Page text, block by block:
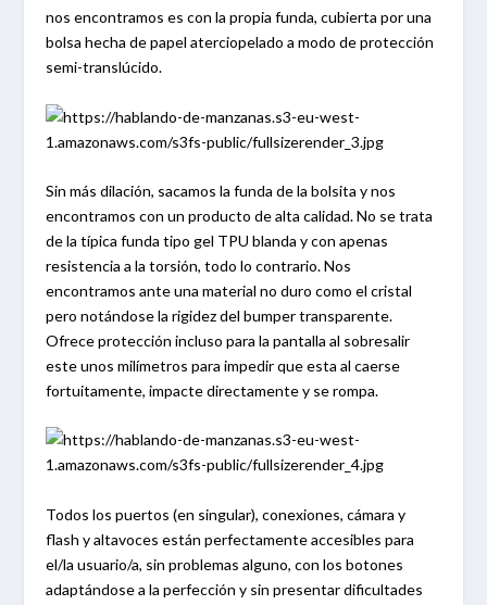
nos encontramos es con la propia funda, cubierta por una
bolsa hecha de papel aterciopelado a modo de protección
semi-translúcido.
Sin más dilación, sacamos la funda de la bolsita y nos
encontramos con un producto de alta calidad. No se trata
de la típica funda tipo gel TPU blanda y con apenas
resistencia a la torsión, todo lo contrario. Nos
encontramos ante una material no duro como el cristal
pero notándose la rigidez del bumper transparente.
Ofrece protección incluso para la pantalla al sobresalir
este unos milímetros para impedir que esta al caerse
fortuitamente, impacte directamente y se rompa.
Todos los puertos (en singular), conexiones, cámara y
flash y altavoces están perfectamente accesibles para
el/la usuario/a, sin problemas alguno, con los botones
adaptándose a la perfección y sin presentar dificultades